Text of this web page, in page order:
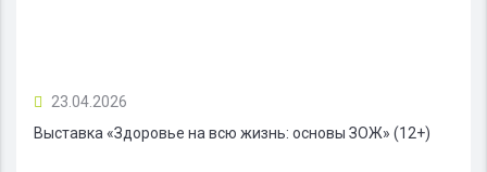
23.04.2026
Выставка «Здоровье на всю жизнь: основы ЗОЖ» (12+)